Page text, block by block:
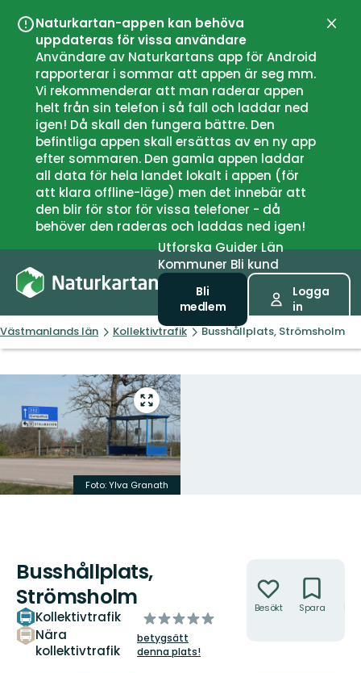
Naturkartan-appen kan behöva
uppdateras för vissa användare
Användare av Naturkartans app för Android
rapporterar i sommar att appen är seg mm.
Vi rekommenderar att man raderar appen
helt från sin telefon i så fall och laddar ned
igen! Då skall den fungera bättre. Den
befintliga appen skall ersättas av en ny app
efter sommaren. Den gamla appen laddar
all data för hela landet lokalt i appen (för
att klara offline-läge) men det innebär att
den blir för stor för vissa telefoner - då
behöver den raderas och laddas ned igen!
UtforskaGuiderLän
Kommuner Bli kund
Bli
medlem
Logga
in
Västmanlands län Kollektivtrafik Busshållplats, Strömsholm
Gå
till
helskärmsläge
Foto: Ylva Granath
Busshållplats,
Strömsholm
Kollektivtrafik
Nära
kollektivtrafik
av
5
stjärnor
betygsätt
denna plats!
Besökt Spara